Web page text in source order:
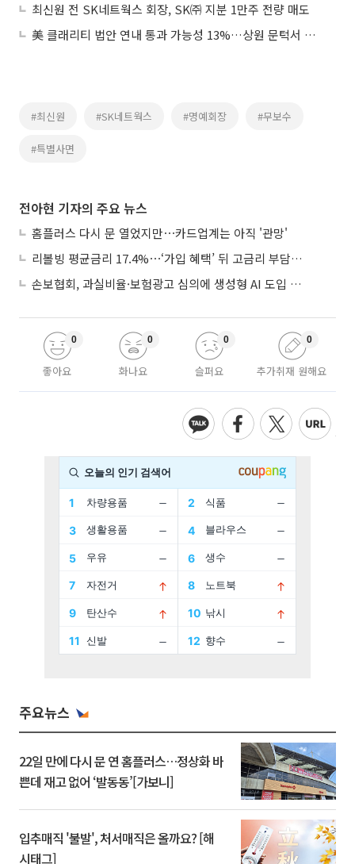
최신원 전 SK네트웍스 회장, SK㈜ 지분 1만주 전량 매도
美 클래리티 법안 연내 통과 가능성 13%…상원 문턱서 제동
#최신원 #SK네트웍스 #명예회장 #무보수
#특별사면
전아현 기자의 주요 뉴스
홈플러스 다시 문 열었지만⋯카드업계는 아직 '관망'
리볼빙 평균금리 17.4%⋯‘가입 혜택’ 뒤 고금리 부담 주의
손보협회, 과실비율·보험광고 심의에 생성형 AI 도입 추진
좋아요
0
화나요
0
슬퍼요
0
추가취재 원해요
0
주요뉴스
22일 만에 다시 문 연 홈플러스…정상화 바
쁜데 재고 없어 ‘발동동’[가보니]
입추매직 '불발', 처서매직은 올까요? [해
시태그]